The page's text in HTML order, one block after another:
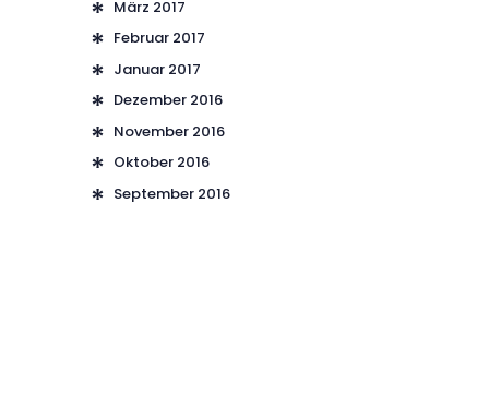
März 2017
Februar 2017
Januar 2017
Dezember 2016
November 2016
Oktober 2016
September 2016